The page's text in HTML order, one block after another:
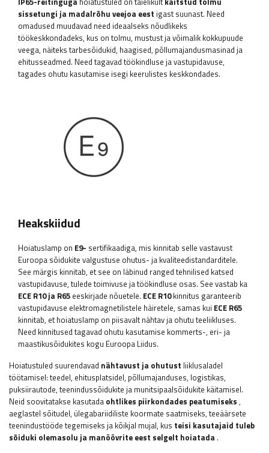
sissetungi ja madalrõhu veejoa eest igast suunast. Need
omadused muudavad need ideaalseks nõudlikeks
töökeskkondadeks, kus on tolmu, mustust ja võimalik kokkupuude
veega, näiteks tarbesõidukid, haagised, põllumajandusmasinad ja
ehitusseadmed. Need tagavad töökindluse ja vastupidavuse,
tagades ohutu kasutamise isegi keerulistes keskkondades.
Heakskiidud
Hoiatuslamp on E9- sertifikaadiga, mis kinnitab selle vastavust
Euroopa sõidukite valgustuse ohutus- ja kvaliteedistandarditele.
See märgis kinnitab, et see on läbinud ranged tehnilised katsed
vastupidavuse, tulede toimivuse ja töökindluse osas. See vastab ka
ECE R10 ja R65 eeskirjade nõuetele. ECE R10kinnitus garanteerib
vastupidavuse elektromagnetilistele häiretele, samas kui ECE R65
kinnitab, et hoiatuslamp on piisavalt nähtav ja ohutu teeliikluses.
Need kinnitused tagavad ohutu kasutamise kommerts-, eri- ja
maastikusõidukites kogu Euroopa Liidus.
Hoiatustuled suurendavad nähtavust ja ohutust liiklusaladel
töötamisel: teedel, ehitusplatsidel, põllumajanduses, logistikas,
puksiirautode, teenindussõidukite ja munitsipaalsõidukite käitamisel.
Neid soovitatakse kasutada ohtlikes piirkondades peatumiseks ,
aeglastel sõitudel, ülegabariidiliste koormate saatmiseks, teeäärsete
teenindustööde tegemiseks ja kõikjal mujal, kus teisi kasutajaid tuleb
sõiduki olemasolu ja manöövrite eest selgelt hoiatada .